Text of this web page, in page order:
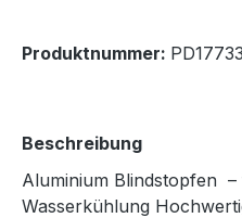
Produktnummer: PD17733
Beschreibung
Aluminium Blindstopfen
Wasserkühlung